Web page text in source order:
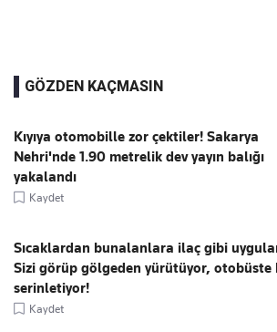
GÖZDEN KAÇMASIN
Kıyıya otomobille zor çektiler! Sakarya
Nehri'nde 1.90 metrelik dev yayın balığı
yakalandı
Kaydet
Sıcaklardan bunalanlara ilaç gibi
Sizi görüp gölgeden yürütüyor, otobüste
serinletiyor!
Kaydet